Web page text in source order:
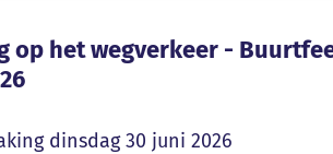
het wegverkeer -
op het wegverkeer -
dinsdag 30 juni 2026